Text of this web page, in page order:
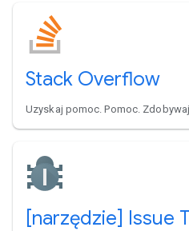
Stack Overflow
Uzyskaj pomoc. Pomoc.
[narzędzie] Issue